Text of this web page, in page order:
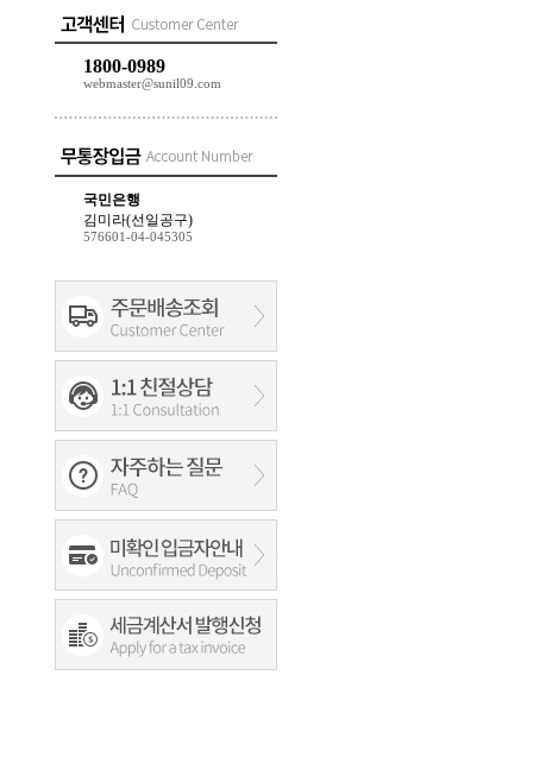
1800-0989
webmaster@sunil09.com
국민은행
김미라(선일공구)
576601-04-045305